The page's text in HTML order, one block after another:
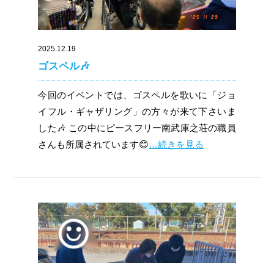
2025.12.19
ゴスペル🎶
今回のイベントでは、ゴスペルを歌いに「ジョ
イフル・ギャザリング」の方々が来て下さいま
した🎶 この中にピースフリー南武庫之荘の職員
さんも所属されています😊…続きを見る